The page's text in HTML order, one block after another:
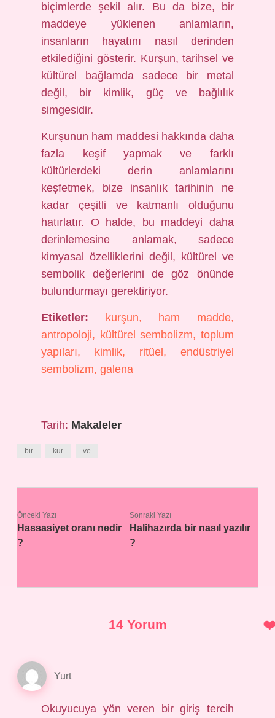
biçimlerde şekil alır. Bu da bize, bir
maddeye yüklenen anlamların,
insanların hayatını nasıl derinden
etkilediğini gösterir. Kurşun, tarihsel ve
kültürel bağlamda sadece bir metal
değil, bir kimlik, güç ve bağlılık
simgesidir.
Kurşunun ham maddesi hakkında daha
fazla keşif yapmak ve farklı
kültürlerdeki derin anlamlarını
keşfetmek, bize insanlık tarihinin ne
kadar çeşitli ve katmanlı olduğunu
hatırlatır. O halde, bu maddeyi daha
derinlemesine anlamak, sadece
kimyasal özelliklerini değil, kültürel ve
sembolik değerlerini de göz önünde
bulundurmayı gerektiriyor.
Etiketler:
kurşun, ham madde,
antropoloji, kültürel sembolizm, toplum
yapıları, kimlik, ritüel, endüstriyel
sembolizm, galena
Tarih: Makaleler
bir kur ve
Önceki Yazı
Hassasiyet oranı nedir
?
Sonraki Yazı
Halihazırda bir nasıl yazılır
?
14 Yorum
Yurt
Okuyucuya yön veren bir giriş tercih